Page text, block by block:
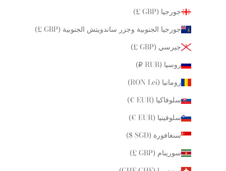
جورجيا (GBP £)
جورجيا الجنوبية وجزر ساندويتش الجنوبية (GBP £)
جيرسي (GBP £)
روسيا (RUB ₽)
رومانيا (RON Lei)
سلوفاكيا (EUR €)
سلوفينيا (EUR €)
سنغافورة (SGD $)
سورينام (GBP £)